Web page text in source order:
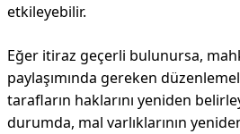
etkileyebilir.
Eğer itiraz geçerli bulunursa,
paylaşımında gereken
tarafların haklarını yeniden
durumda, mal varlıklarının